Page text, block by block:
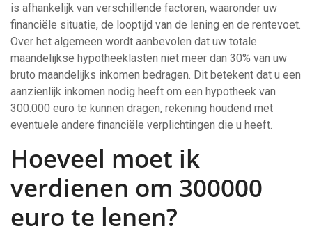
is afhankelijk van verschillende factoren, waaronder uw
financiële situatie, de looptijd van de lening en de rentevoet.
Over het algemeen wordt aanbevolen dat uw totale
maandelijkse hypotheeklasten niet meer dan 30% van uw
bruto maandelijks inkomen bedragen. Dit betekent dat u een
aanzienlijk inkomen nodig heeft om een hypotheek van
300.000 euro te kunnen dragen, rekening houdend met
eventuele andere financiële verplichtingen die u heeft.
Hoeveel moet ik
verdienen om 300000
euro te lenen?